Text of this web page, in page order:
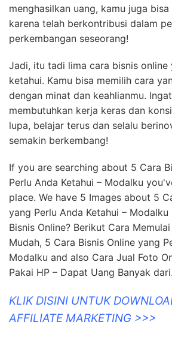
menghasilkan uang, kamu juga
karena telah berkontribusi dalam
perkembangan seseorang!
Jadi, itu tadi lima cara bisnis online
ketahui. Kamu bisa memilih cara
dengan minat dan keahlianmu.
membutuhkan kerja keras dan
lupa, belajar terus dan selalu
semakin berkembang!
If you are searching about 5 Cara
Perlu Anda Ketahui – Modalku
place. We have 5 Images about 5
yang Perlu Anda Ketahui –
Bisnis Online? Berikut Cara
Mudah, 5 Cara Bisnis Online yang
Modalku and also Cara Jual Foto
Pakai HP – Dapat Uang Banyak
KLIK DISINI UNTUK
AFFILIATE MARKETING >>>